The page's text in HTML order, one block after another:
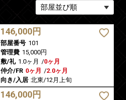
146,000円
部屋番号 101
管理費 15,000円
敷/礼 1.0ヶ月 /0ヶ月
仲介/FR 0ヶ月 /2.0ヶ月
向き/入居 北東/12月上旬
146,000円